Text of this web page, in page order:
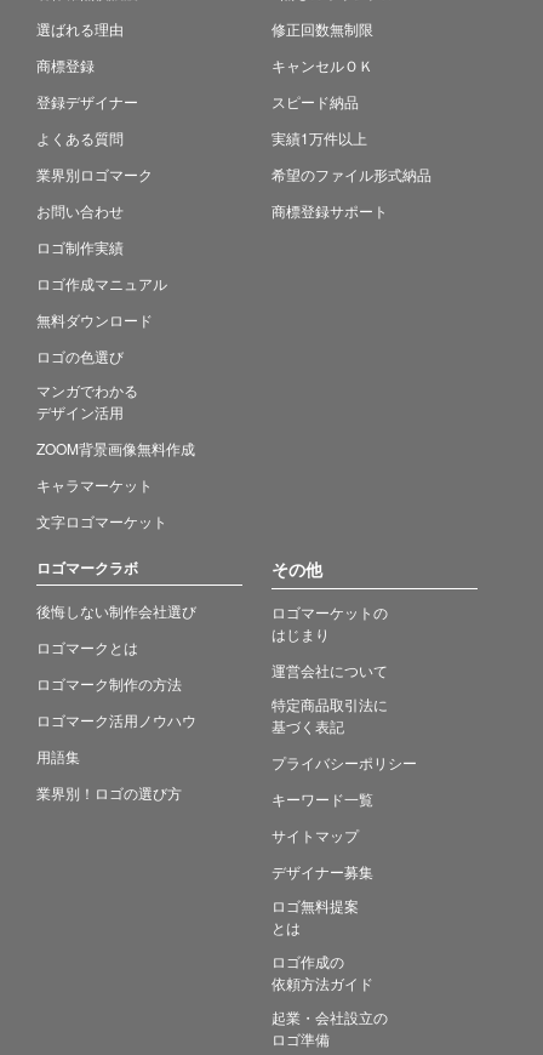
選ばれる理由
商標登録
登録デザイナー
よくある質問
業界別ロゴマーク
お問い合わせ
ロゴ制作実績
ロゴ作成マニュアル
無料ダウンロード
ロゴの色選び
マンガでわかる
デザイン活用
ZOOM背景画像無料作成
キャラマーケット
文字ロゴマーケット
修正回数無制限
キャンセルＯＫ
スピード納品
実績1万件以上
希望のファイル形式納品
商標登録サポート
ロゴマークラボ
後悔しない制作会社選び
ロゴマークとは
ロゴマーク制作の方法
ロゴマーク活用ノウハウ
用語集
業界別！ロゴの選び方
その他
ロゴマーケットの
はじまり
運営会社について
特定商品取引法に
基づく表記
プライバシーポリシー
キーワード一覧
サイトマップ
デザイナー募集
ロゴ無料提案
とは
ロゴ作成の
依頼方法ガイド
起業・会社設立の
ロゴ準備